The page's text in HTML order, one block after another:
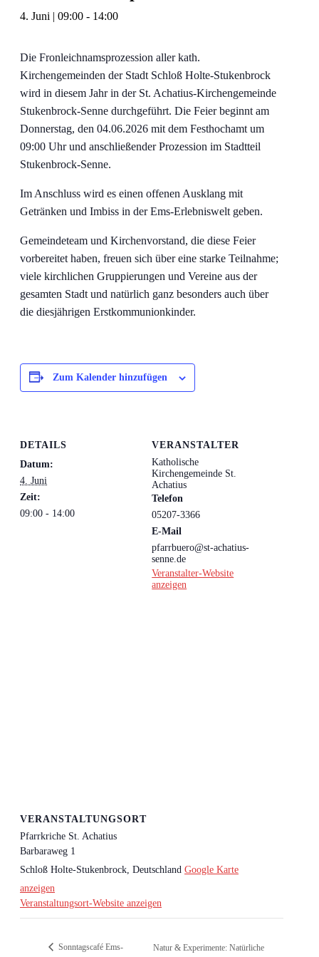
4. Juni | 09:00 - 14:00
Die Fronleichnamsprozession aller kath.
Kirchengemeinden der Stadt Schloß Holte-Stukenbrock
wird in diesem Jahr in der St. Achatius-Kirchengemeinde
Stukenbrock-Senne durchgeführt. Die Feier beginnt am
Donnerstag, den 04.06.2026 mit dem Festhochamt um
09:00 Uhr und anschließender Prozession im Stadtteil
Stukenbrock-Senne.
Im Anschluss wird es einen offenen Ausklang mit
Getränken und Imbiss in der Ems-Erlebniswelt geben.
Gemeindeteam und Kirchenvorstand, die diese Feier
vorbereitet haben, freuen sich über eine starke Teilnahme;
viele kirchlichen Gruppierungen und Vereine aus der
gesamten Stadt und natürlich ganz besonders auch über
die diesjährigen Erstkommunionkinder.
Zum Kalender hinzufügen
DETAILS
Datum:
4. Juni
Zeit:
09:00 - 14:00
VERANSTALTER
Katholische
Kirchengemeinde St.
Achatius
Telefon
05207-3366
E-Mail
pfarrbuero@st-achatius-
senne.de
Veranstalter-Website
anzeigen
VERANSTALTUNGSORT
Pfarrkriche St. Achatius
Barbaraweg 1
Schloß Holte-Stukenbrock, Deutschland Google Karte
anzeigen
Veranstaltungsort-Website anzeigen
Sonntagscafé Ems-
Natur & Experimente: Natürliche